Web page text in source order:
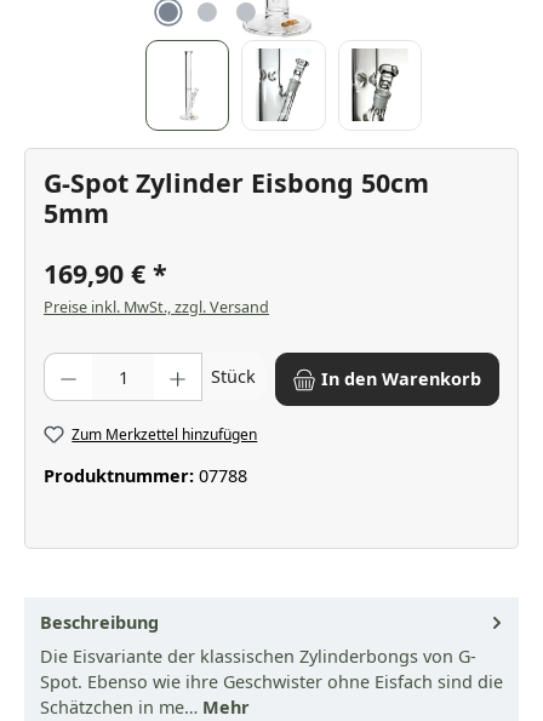
G-Spot Zylinder Eisbong 50cm
5mm
169,90 €
Preise inkl. MwSt., zzgl. Versand
Produkt Anzahl: Gib den gewünschten Wert ein oder benutze die
Stück In den Warenkorb
Zum Merkzettel hinzufügen
Produktnummer: 07788
Beschreibung
Die Eisvariante der klassischen Zylinderbongs von G-
Spot. Ebenso wie ihre Geschwister ohne Eisfach sind die
Schätzchen in me… Mehr